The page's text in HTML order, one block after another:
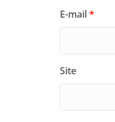
E-mail*
Site